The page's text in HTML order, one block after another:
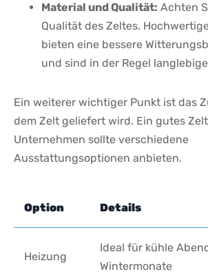
Material⁤ und​ Qualität: ​Achten
Qualität des Zeltes.
bieten⁢ eine bessere
und‌ sind in der Regel
Ein weiterer⁤ wichtiger⁢ Punkt ist das
dem⁢ Zelt ​geliefert wird. Ein gutes
Unternehmen sollte​ verschiedene
Ausstattungsoptionen anbieten.
Option Details
Heizung
Ideal für kühle⁤
Wintermonate